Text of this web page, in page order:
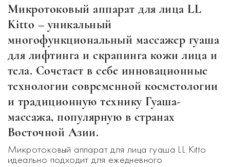
Микротоковый аппарат для лица LL
Kitto – уникальный
многофункциональный массажер гуаша
для лифтинга и скрапинга кожи лица и
тела. Сочетает в себе инновационные
технологии современной косметологии
и традиционную технику Гуаша-
массажа, популярную в странах
Восточной Азии.
Микротоковый аппарат для лица гуаша LL Kitto
идеально подходит для ежедневного